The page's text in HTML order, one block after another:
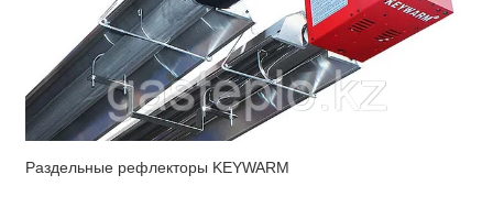
Раздельные рефлекторы KEYWARM